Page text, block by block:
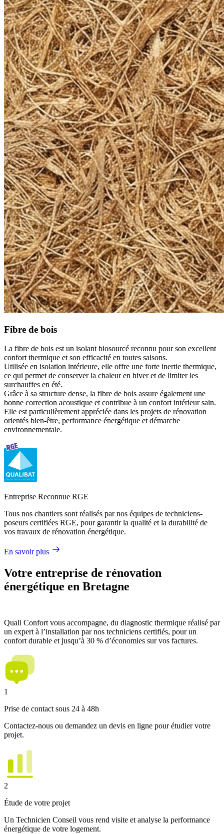
Fibre de bois
La fibre de bois est un isolant biosourcé reconnu pour son excellent
confort thermique et son efficacité en toutes saisons.
Utilisée en isolation intérieure, elle offre une forte inertie thermique,
ce qui permet de conserver la chaleur en hiver et de limiter les
surchauffes en été.
Grâce à sa structure dense, la fibre de bois assure également une
bonne correction acoustique et contribue à un confort intérieur sain.
Elle est particulièrement appréciée dans les projets de rénovation
orientés bien‑être, performance énergétique et démarche
environnementale.
Entreprise Reconnue RGE
Tous nos chantiers sont réalisés par nos équipes de techniciens-
poseurs certifiées RGE, pour garantir la qualité et la durabilité de
vos travaux de rénovation énergétique.
En savoir plus
Votre entreprise de rénovation
énergétique en Bretagne
Quali Confort vous accompagne, du diagnostic thermique réalisé par
un expert à l’installation par nos techniciens certifiés, pour un
confort durable et jusqu’à 30 % d’économies sur vos factures.
1
Prise de contact sous 24 à 48h
Contactez-nous ou demandez un devis en ligne pour étudier votre
projet.
2
Étude de votre projet
Un Technicien Conseil vous rend visite et analyse la performance
énergétique de votre logement.